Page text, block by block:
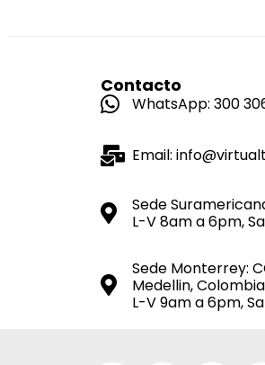
Contacto
WhatsApp: 300
Email:
Sede
L-V 8am a 6pm,
Sede Monterrey:
Medellin, Colombia
L-V 9am a 6pm,